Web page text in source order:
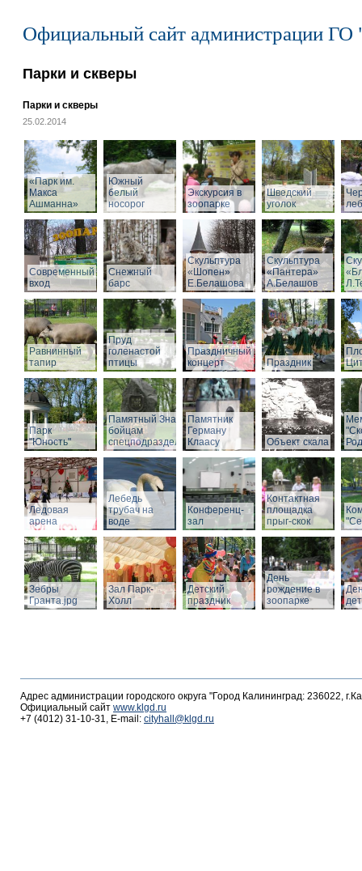
Официальный сайт администрации ГО
Парки и скверы
Парки и скверы
25.02.2014
«Парк им.
Макса
Ашманна»
Южный
белый
носорог
Экскурсия в
зоопарке
Шведский
уголок
Современный
вход
Снежный
барс
Скульптура
«Шопен»
Е.Белашова
Скульптура
«Пантера»
А.Белашов
Равнинный
тапир
Пруд
голенастой
птицы
Праздничный
концерт
Праздник
Парк
"Юность"
Памятный Знак
бойцам
спецподразделений
Памятник
Герману
Клаасу
Объект скала
Ледовая
арена
Лебедь
трубач на
воде
Конференц-
зал
Контактная
площадка
прыг-скок
Зебры
Гранта.jpg
Зал Парк-
Холл
Детский
праздник
День
рождение в
зоопарке
Адрес администрации городского округа "Город Калининград: 236022,
Официальный сайт www.klgd.ru
+7 (4012) 31-10-31, E-mail: cityhall@klgd.ru